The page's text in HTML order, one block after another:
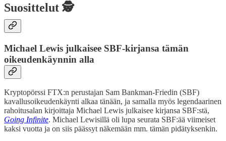
Suosittelut 🕵️
Michael Lewis julkaisee SBF-kirjansa tämän
oikeudenkäynnin alla
Kryptopörssi FTX:n perustajan Sam Bankman-Friedin (SBF)
kavallusoikeudenkäynti alkaa tänään, ja samalla myös legendaarinen
rahoitusalan kirjoittaja Michael Lewis julkaisee kirjansa SBF:stä,
Going Infinite. Michael Lewisillä oli lupa seurata SBF:ää viimeiset
kaksi vuotta ja on siis päässyt näkemään mm. tämän pidätyksenkin.